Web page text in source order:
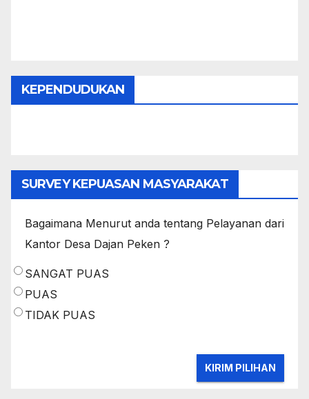
KEPENDUDUKAN
SURVEY KEPUASAN MASYARAKAT
Bagaimana Menurut anda tentang Pelayanan dari
Kantor Desa Dajan Peken ?
SANGAT PUAS
PUAS
TIDAK PUAS